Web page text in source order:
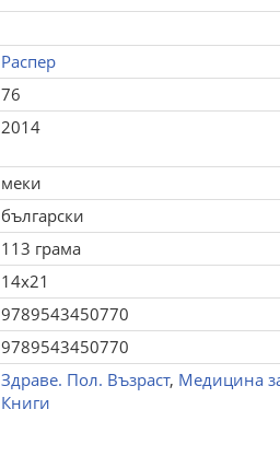
Распер
76
2014
меки
български
113 грама
14x21
9789543450770
9789543450770
Здраве. Пол. Възраст, Медицина
Книги